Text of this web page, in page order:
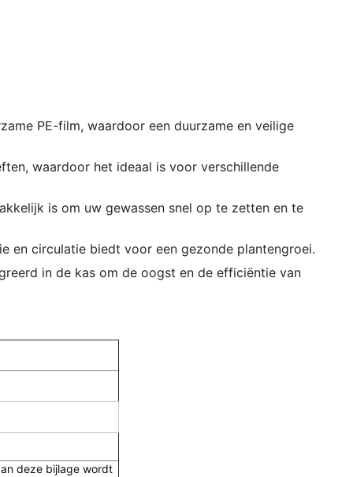
PE-film, waardoor een duurzame en veilige
waardoor het ideaal is voor verschillende
is om uw gewassen snel op te zetten en te
en circulatie biedt voor een gezonde plantengroei.
in de kas om de oogst en de efficiëntie van
deze bijlage wordt